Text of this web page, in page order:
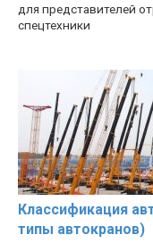
для представителей
спецтехники
Классификация
типы автокранов)